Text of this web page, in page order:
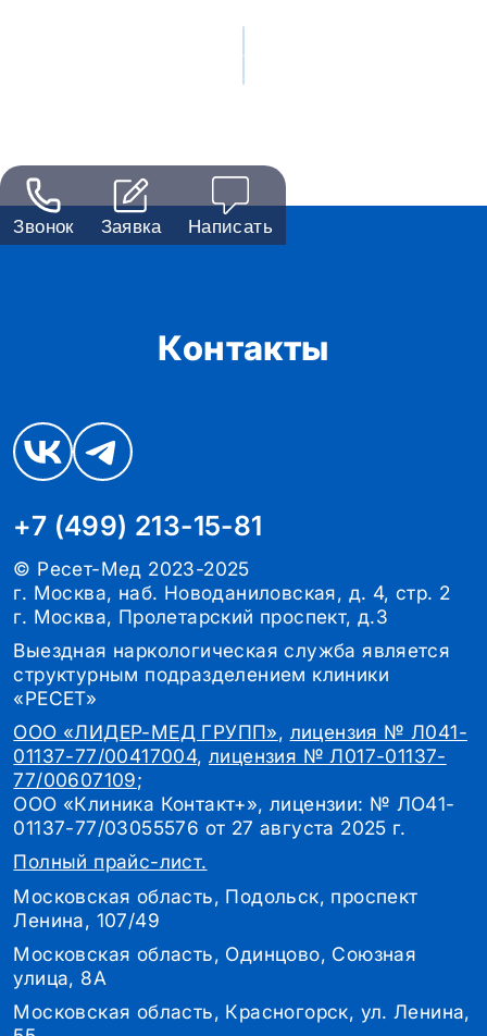
Звонок Заявка Написать
Контакты
+7 (499) 213-15-81
© Ресет-Мед 2023-2025
г. Москва, наб. Новоданиловская, д. 4, стр. 2
г. Москва, Пролетарский проспект, д.3
Выездная наркологическая служба является
структурным подразделением клиники
«РЕСЕТ»
ООО «ЛИДЕР-МЕД ГРУПП», лицензия № Л041-
01137-77/00417004, лицензия № Л017-01137-
77/00607109;
ООО «Клиника Контакт+», лицензии: № ЛО41-
01137-77/03055576 от 27 августа 2025 г.
Полный прайс-лист.
Московская область, Подольск, проспект
Ленина, 107/49
Московская область, Одинцово, Союзная
улица, 8А
Московская область, Красногорск, ул. Ленина,